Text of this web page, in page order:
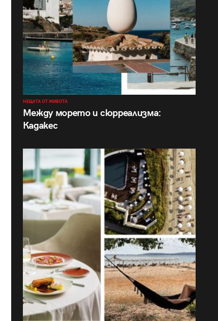
НЕЩАТА ОТ ЖИВОТА
Между морето и сюрреализма:
Кадакес